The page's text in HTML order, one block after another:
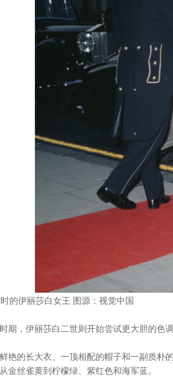
的伊丽莎白女王 图源：视觉中国
期，伊丽莎白二世则开始尝试更大胆的色调
艳的长大衣、一顶相配的帽子和一副质朴
金丝雀黄到柠檬绿、紫红色和海军蓝。